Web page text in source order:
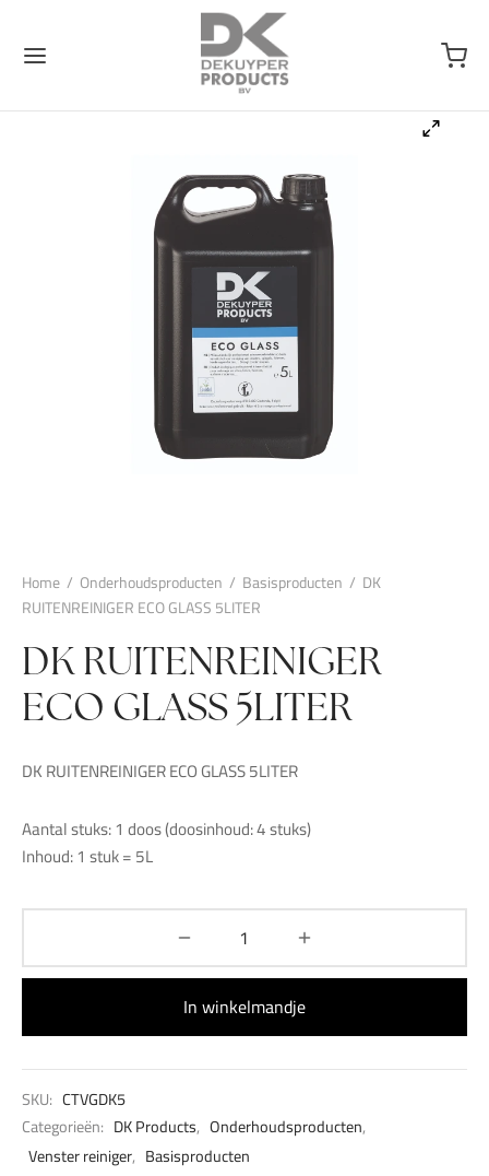
Home / Onderhoudsproducten / Basisproducten / DK
RUITENREINIGER ECO GLASS 5LITER
DK RUITENREINIGER
ECO GLASS 5LITER
DK RUITENREINIGER ECO GLASS 5LITER
Aantal stuks: 1 doos (doosinhoud: 4 stuks)
Inhoud: 1 stuk = 5L
In winkelmandje
SKU: CTVGDK5
Categorieën: DK Products, Onderhoudsproducten,
Venster reiniger, Basisproducten